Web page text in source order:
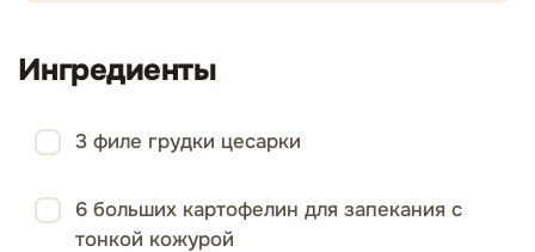
Ингредиенты
3 филе грудки цесарки
6 больших картофелин для запекания с
тонкой кожурой